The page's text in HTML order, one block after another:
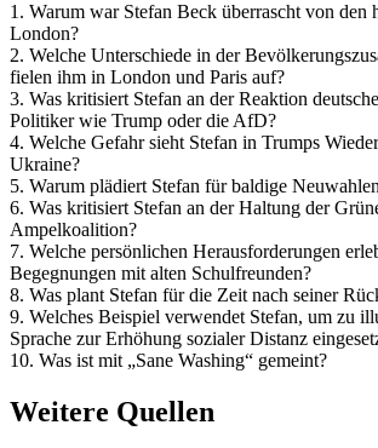
1. Warum war Stefan Beck überrascht von den
London?
2. Welche Unterschiede in der
fielen ihm in London und Paris auf?
3. Was kritisiert Stefan an der Reaktion
Politiker wie Trump oder die AfD?
4. Welche Gefahr sieht Stefan in Trumps
Ukraine?
5. Warum plädiert Stefan für baldige
6. Was kritisiert Stefan an der Haltung der
Ampelkoalition?
7. Welche persönlichen Herausforderungen
Begegnungen mit alten Schulfreunden?
8. Was plant Stefan für die Zeit nach seiner
9. Welches Beispiel verwendet Stefan, um zu
Sprache zur Erhöhung sozialer Distanz
10. Was ist mit „Sane Washing“ gemeint?
Weitere Quellen